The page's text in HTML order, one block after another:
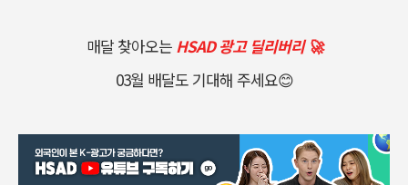
매달 찾아오는 HSAD 광고 딜리버리 🚀
03월 배달도 기대해 주세요😊